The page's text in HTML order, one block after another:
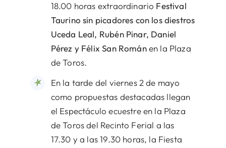
18.00 horas extraordinario Festival
Taurino sin picadores con los diestros
Uceda Leal, Rubén Pinar, Daniel
Pérez y Félix San Románen la Plaza
de Toros.
En la tarde del viernes 2 de mayo
como propuestas destacadas llegan
el Espectáculo ecuestre en la Plaza
de Toros del Recinto Ferial a las
17.30 y a las 19.30 horas, la Fiesta